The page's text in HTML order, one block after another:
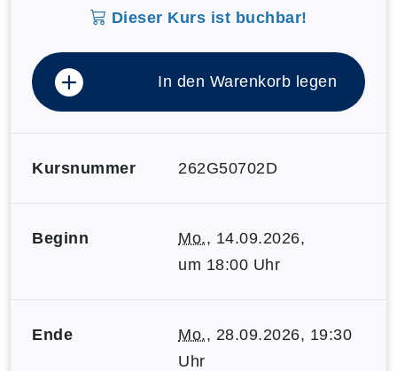
Dieser Kurs ist buchbar!
In den Warenkorb legen
Kursnummer 262G50702D
Beginn Mo., 14.09.2026,
um 18:00 Uhr
Ende Mo., 28.09.2026, 19:30
Uhr